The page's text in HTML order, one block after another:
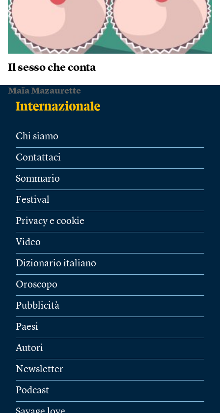
Il sesso che conta
Maïa Mazaurette
Chi siamo
Contattaci
Sommario
Festival
Privacy e cookie
Video
Dizionario italiano
Oroscopo
Pubblicità
Paesi
Autori
Newsletter
Podcast